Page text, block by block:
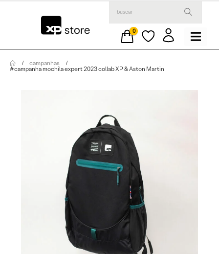
0
campanhas
#campanha mochila expert 2023 collab XP & Aston Martin